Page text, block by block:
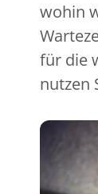
wohin
für die
nutzen